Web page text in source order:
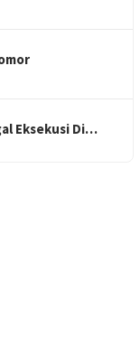
Eksekusi Di…